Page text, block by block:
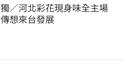
獨／河北彩花現身味全主場
傳想來台發展